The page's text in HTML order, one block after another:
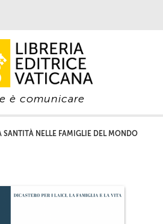
è comunicare
SANTITÀ NELLE FAMIGLIE DEL MONDO